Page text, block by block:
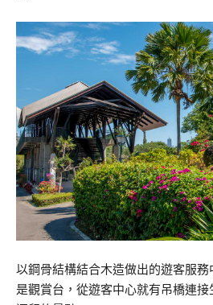
以鋼骨結構結合木造做出的遊客服務
是觀賞台，從遊客中心就有吊橋連